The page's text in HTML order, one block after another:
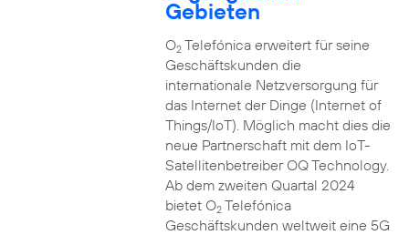
Gebieten
O2Telefónica erweitert für seine
Geschäftskunden die
internationale Netzversorgung für
das Internet der Dinge (Internet of
Things/IoT). Möglich macht dies die
neue Partnerschaft mit dem IoT-
Satellitenbetreiber OQ Technology.
Ab dem zweiten Quartal 2024
bietet O2Telefónica
Geschäftskunden weltweit eine 5G